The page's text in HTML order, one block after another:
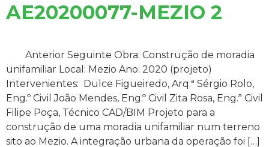
AE20200077-MEZIO 2
Anterior Seguinte Obra: Construção de moradia
unifamiliar Local: Mezio Ano: 2020 (projeto)
Intervenientes: Dulce Figueiredo, Arq.ª Sérgio Rolo,
Eng.º Civil João Mendes, Eng.º Civil Zita Rosa, Eng.ª Civil
Filipe Poça, Técnico CAD/BIM Projeto para a
construção de uma moradia unifamiliar num terreno
sito ao Mezio. A integração urbana da operação foi […]